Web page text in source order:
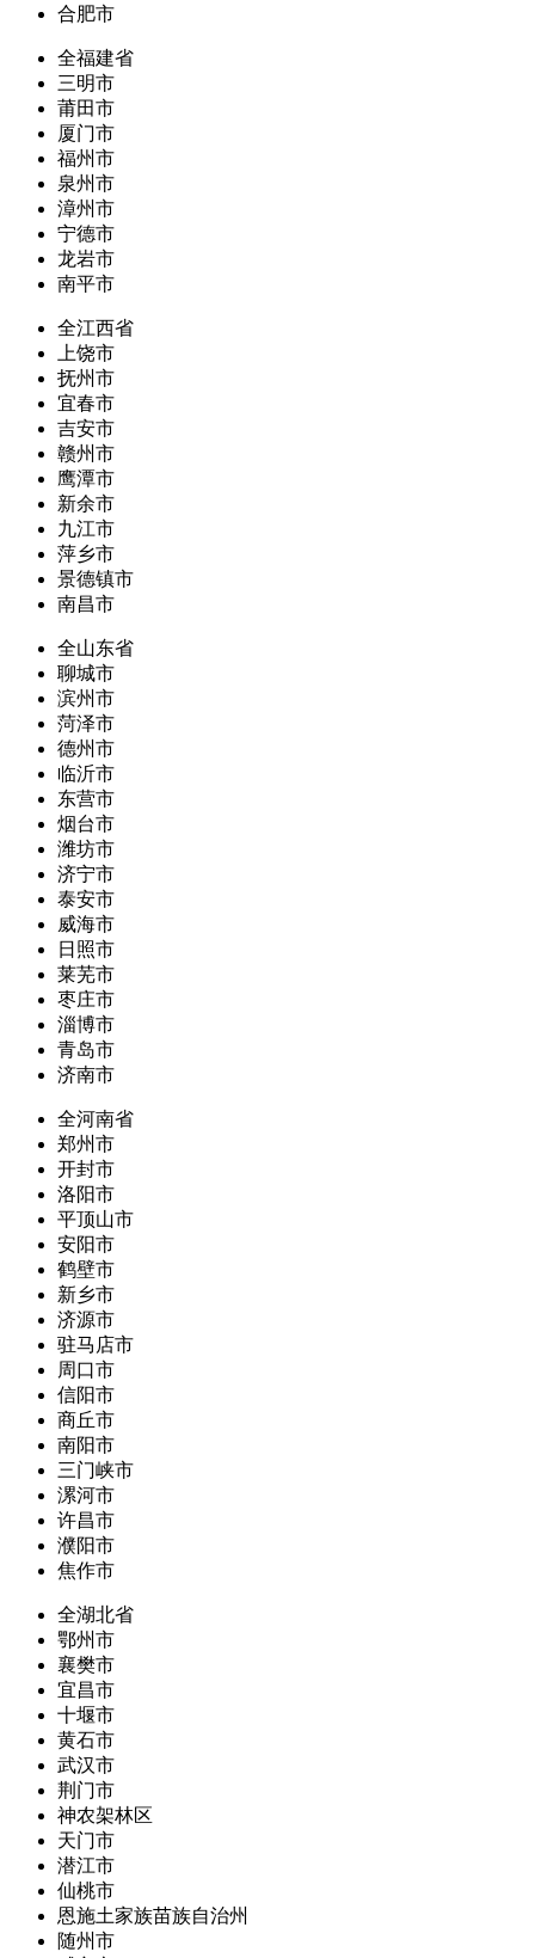
合肥市
全福建省
三明市
莆田市
厦门市
福州市
泉州市
漳州市
宁德市
龙岩市
南平市
全江西省
上饶市
抚州市
宜春市
吉安市
赣州市
鹰潭市
新余市
九江市
萍乡市
景德镇市
南昌市
全山东省
聊城市
滨州市
菏泽市
德州市
临沂市
东营市
烟台市
潍坊市
济宁市
泰安市
威海市
日照市
莱芜市
枣庄市
淄博市
青岛市
济南市
全河南省
郑州市
开封市
洛阳市
平顶山市
安阳市
鹤壁市
新乡市
济源市
驻马店市
周口市
信阳市
商丘市
南阳市
三门峡市
漯河市
许昌市
濮阳市
焦作市
全湖北省
鄂州市
襄樊市
宜昌市
十堰市
黄石市
武汉市
荆门市
神农架林区
天门市
潜江市
仙桃市
恩施土家族苗族自治州
随州市